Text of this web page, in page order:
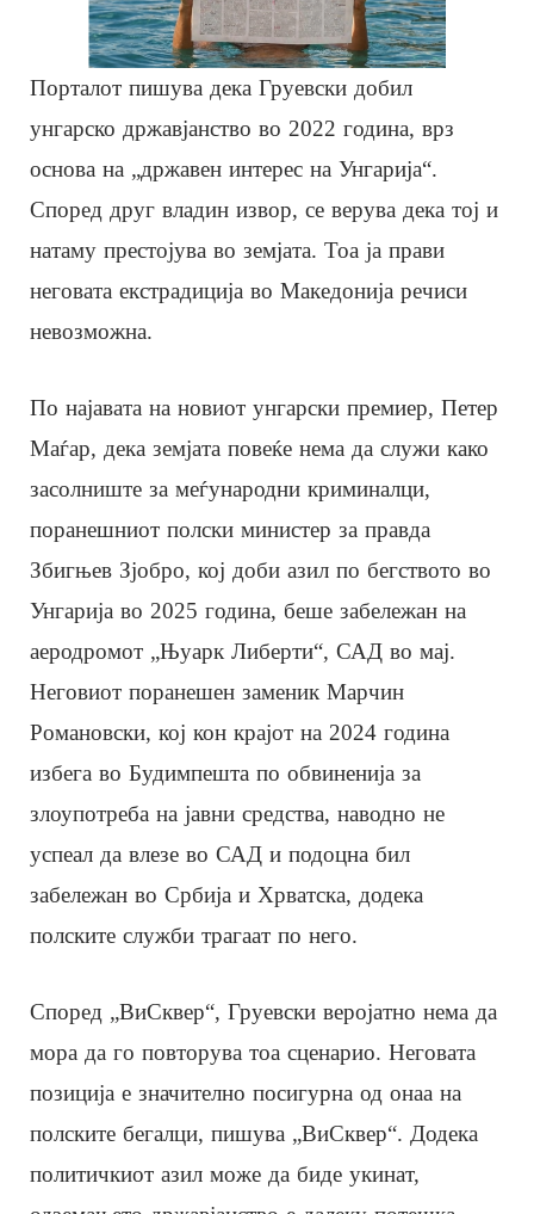
Порталот пишува дека Груевски добил
унгарско државјанство во 2022 година, врз
основа на „државен интерес на Унгарија“.
Според друг владин извор, се верува дека тој и
натаму престојува во земјата. Тоа ја прави
неговата екстрадиција во Македонија речиси
невозможна.
По најавата на новиот унгарски премиер, Петер
Маѓар, дека земјата повеќе нема да служи како
засолниште за меѓународни криминалци,
поранешниот полски министер за правда
Збигњев Зјобро, кој доби азил по бегството во
Унгарија во 2025 година, беше забележан на
аеродромот „Њуарк Либерти“, САД во мај.
Неговиот поранешен заменик Марчин
Романовски, кој кон крајот на 2024 година
избега во Будимпешта по обвиненија за
злоупотреба на јавни средства, наводно не
успеал да влезе во САД и подоцна бил
забележан во Србија и Хрватска, додека
полските служби трагаат по него.
Според „ВиСквер“, Груевски веројатно нема да
мора да го повторува тоа сценарио. Неговата
позиција е значително посигурна од онаа на
полските бегалци, пишува „ВиСквер“. Додека
политичкиот азил може да биде укинат,